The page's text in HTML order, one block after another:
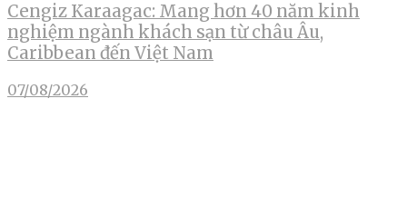
Cengiz Karaagac: Mang hơn 40 năm kinh
nghiệm ngành khách sạn từ châu Âu,
Caribbean đến Việt Nam
07/08/2026